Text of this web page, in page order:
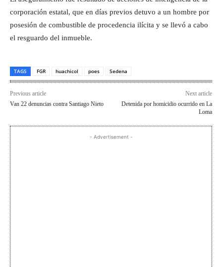
corporación estatal, que en días previos detuvo a un hombre por
posesión de combustible de procedencia ilícita y se llevó a cabo
el resguardo del inmueble.
TAGS FGR huachicol poes Sedena
Previous article
Van 22 denuncias contra Santiago Nieto
Next article
Detenida por homicidio ocurrido en La
Loma
- Advertisement -